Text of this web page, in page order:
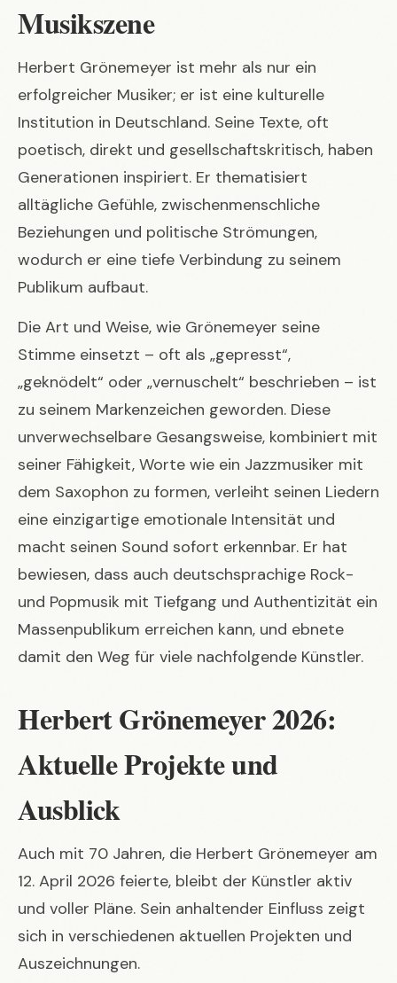
Musikszene
Herbert Grönemeyer ist mehr als nur ein
erfolgreicher Musiker; er ist eine kulturelle
Institution in Deutschland. Seine Texte, oft
poetisch, direkt und gesellschaftskritisch, haben
Generationen inspiriert. Er thematisiert
alltägliche Gefühle, zwischenmenschliche
Beziehungen und politische Strömungen,
wodurch er eine tiefe Verbindung zu seinem
Publikum aufbaut.
Die Art und Weise, wie Grönemeyer seine
Stimme einsetzt – oft als „gepresst“,
„geknödelt“ oder „vernuschelt“ beschrieben – ist
zu seinem Markenzeichen geworden. Diese
unverwechselbare Gesangsweise, kombiniert mit
seiner Fähigkeit, Worte wie ein Jazzmusiker mit
dem Saxophon zu formen, verleiht seinen Liedern
eine einzigartige emotionale Intensität und
macht seinen Sound sofort erkennbar. Er hat
bewiesen, dass auch deutschsprachige Rock-
und Popmusik mit Tiefgang und Authentizität ein
Massenpublikum erreichen kann, und ebnete
damit den Weg für viele nachfolgende Künstler.
Herbert Grönemeyer 2026:
Aktuelle Projekte und
Ausblick
Auch mit 70 Jahren, die Herbert Grönemeyer am
12. April 2026 feierte, bleibt der Künstler aktiv
und voller Pläne. Sein anhaltender Einfluss zeigt
sich in verschiedenen aktuellen Projekten und
Auszeichnungen.